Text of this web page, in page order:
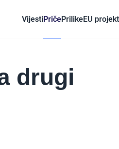
VijestiPričePrilikeEU
drugi